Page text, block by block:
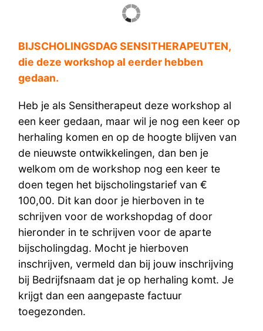
BIJSCHOLINGSDAG SENSITHERAPEUTEN,
die deze workshop al eerder hebben
gedaan.
Heb je als Sensitherapeut deze workshop al
een keer gedaan, maar wil je nog een keer op
herhaling komen en op de hoogte blijven van
de nieuwste ontwikkelingen, dan ben je
welkom om de workshop nog een keer te
doen tegen het bijscholingstarief van €
100,00. Dit kan door je hierboven in te
schrijven voor de workshopdag of door
hieronder in te schrijven voor de aparte
bijscholingdag. Mocht je hierboven
inschrijven, vermeld dan bij jouw inschrijving
bij Bedrijfsnaam dat je op herhaling komt. Je
krijgt dan een aangepaste factuur
toegezonden.